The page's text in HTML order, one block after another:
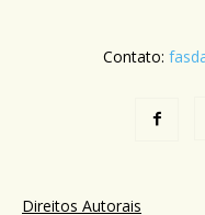
Contato:
Direitos Autorais